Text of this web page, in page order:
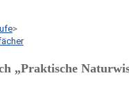
>
„Praktische